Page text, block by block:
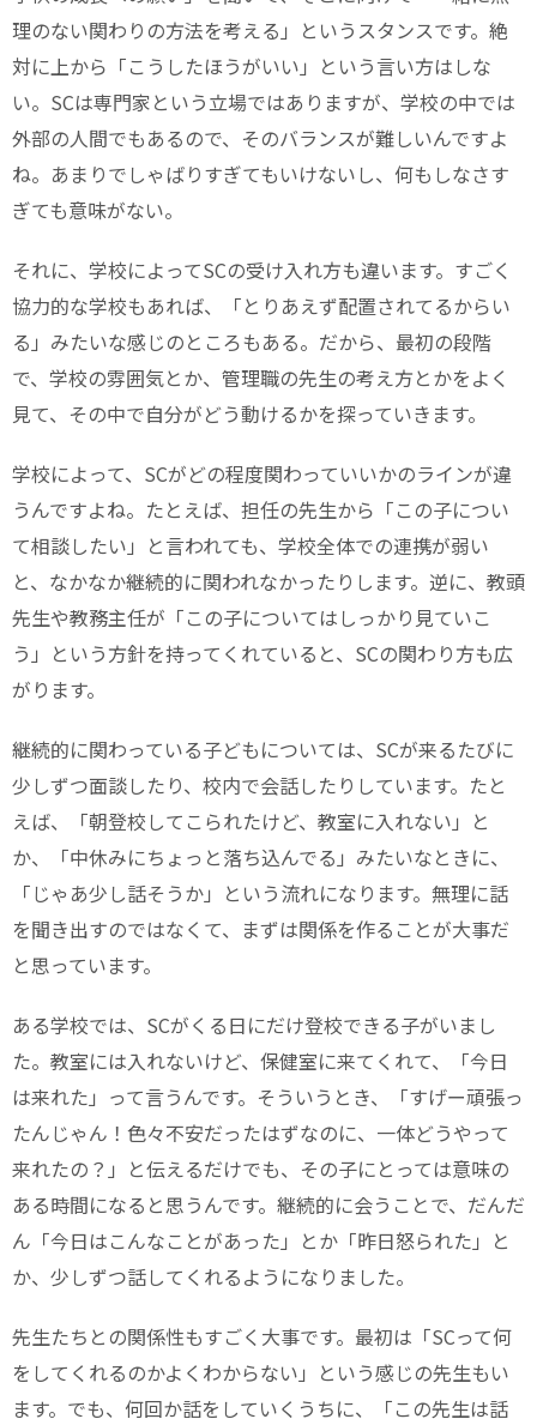
理のない関わりの方法を考える」というスタンスです。絶
対に上から「こうしたほうがいい」という言い方はしな
い。SCは専門家という立場ではありますが、学校の中では
外部の人間でもあるので、そのバランスが難しいんですよ
ね。あまりでしゃばりすぎてもいけないし、何もしなさす
ぎても意味がない。
それに、学校によってSCの受け入れ方も違います。すごく
協力的な学校もあれば、「とりあえず配置されてるからい
る」みたいな感じのところもある。だから、最初の段階
で、学校の雰囲気とか、管理職の先生の考え方とかをよく
見て、その中で自分がどう動けるかを探っていきます。
学校によって、SCがどの程度関わっていいかのラインが違
うんですよね。たとえば、担任の先生から「この子につい
て相談したい」と言われても、学校全体での連携が弱い
と、なかなか継続的に関われなかったりします。逆に、教頭
先生や教務主任が「この子についてはしっかり見ていこ
う」という方針を持ってくれていると、SCの関わり方も広
がります。
継続的に関わっている子どもについては、SCが来るたびに
少しずつ面談したり、校内で会話したりしています。たと
えば、「朝登校してこられたけど、教室に入れない」と
か、「中休みにちょっと落ち込んでる」みたいなときに、
「じゃあ少し話そうか」という流れになります。無理に話
を聞き出すのではなくて、まずは関係を作ることが大事だ
と思っています。
ある学校では、SCがくる日にだけ登校できる子がいまし
た。教室には入れないけど、保健室に来てくれて、「今日
は来れた」って言うんです。そういうとき、「すげー頑張っ
たんじゃん！色々不安だったはずなのに、一体どうやって
来れたの？」と伝えるだけでも、その子にとっては意味の
ある時間になると思うんです。継続的に会うことで、だんだ
ん「今日はこんなことがあった」とか「昨日怒られた」と
か、少しずつ話してくれるようになりました。
先生たちとの関係性もすごく大事です。最初は「SCって何
をしてくれるのかよくわからない」という感じの先生もい
ます。でも、何回か話をしていくうちに、「この先生は話